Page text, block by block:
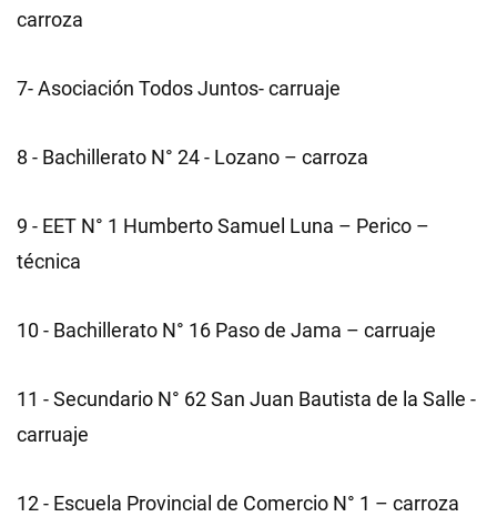
carroza
7- Asociación Todos Juntos- carruaje
8 - Bachillerato N° 24 - Lozano – carroza
9 - EET N° 1 Humberto Samuel Luna – Perico –
técnica
10 - Bachillerato N° 16 Paso de Jama – carruaje
11 - Secundario N° 62 San Juan Bautista de la Salle -
carruaje
12 - Escuela Provincial de Comercio N° 1 – carroza